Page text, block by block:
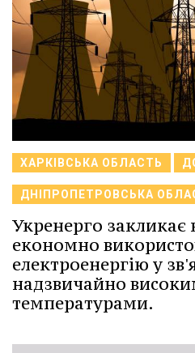
ХАРКІВСЬКА ОБЛАСТЬ
ДНІПРОПЕТРОВСЬКА
Укренерго закликає
економно
електроенергію у
надзвичайно
температурами.